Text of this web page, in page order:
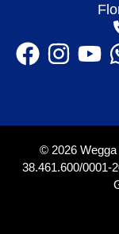
© 2026
38.461.600/0001-